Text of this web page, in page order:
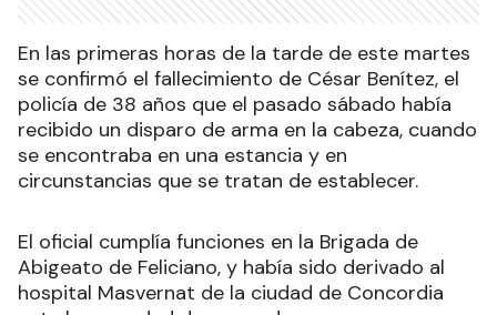
En las primeras horas de la tarde de este martes
se confirmó el fallecimiento de César Benítez, el
policía de 38 años que el pasado sábado había
recibido un disparo de arma en la cabeza, cuando
se encontraba en una estancia y en
circunstancias que se tratan de establecer.
El oficial cumplía funciones en la Brigada de
Abigeato de Feliciano, y había sido derivado al
hospital Masvernat de la ciudad de Concordia